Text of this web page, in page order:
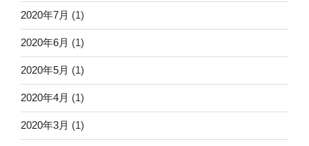
2020年7月 (1)
2020年6月 (1)
2020年5月 (1)
2020年4月 (1)
2020年3月 (1)